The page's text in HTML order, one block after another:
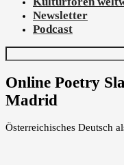
Newsletter
Podcast
Online Poetry
Madrid
Österreichisches Deutsch